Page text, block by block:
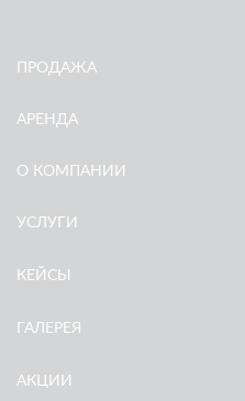
ПРОДАЖА
АРЕНДА
О КОМПАНИИ
УСЛУГИ
КЕЙСЫ
ГАЛЕРЕЯ
АКЦИИ